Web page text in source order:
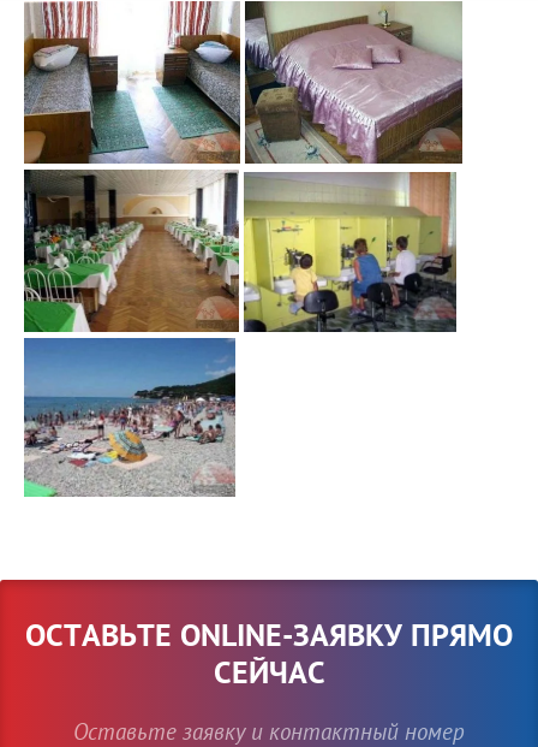
ОСТАВЬТЕ ONLINE-ЗАЯВКУ ПРЯМО
СЕЙЧАС
Оставьте заявку и контактный номер